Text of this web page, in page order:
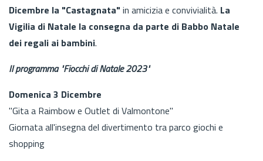
Dicembre la "Castagnata" in amicizia e convivialità. La
Vigilia di Natale la consegna da parte di Babbo Natale
dei regali ai bambini.
Il programma "Fiocchi di Natale 2023"
Domenica 3 Dicembre
"Gita a Raimbow e Outlet di Valmontone"
Giornata all'insegna del divertimento tra parco giochi e
shopping